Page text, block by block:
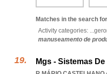
Matches in the search
Activity categories: ...
manuseamento de
Mgs - Sistemas